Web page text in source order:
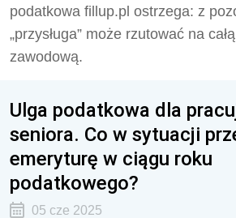
podatkowa fillup.pl ostrzega: z
„przysługa” może rzutować na
zawodową.
Ulga podatkowa dla
seniora. Co w sytuacji
emeryturę w ciągu roku
podatkowego?
05 cze 2025